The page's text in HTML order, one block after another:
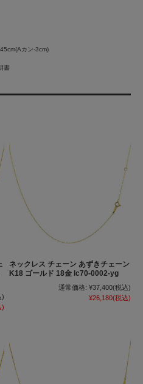
カン-3cm)
書
)
)
ネックレス チェーン あずきチェーン
K18 ゴールド 18金 lc70-0002-yg
通常価格: ¥37,400(税込)
¥26,180(税込)